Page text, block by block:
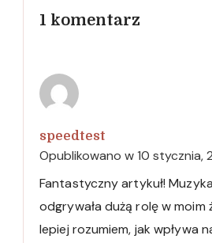
1 komentarz
speedtest
Opublikowano w10 stycznia,
Fantastyczny artykuł!
odgrywała dużą rolę w moim
lepiej rozumiem, jak wpływa